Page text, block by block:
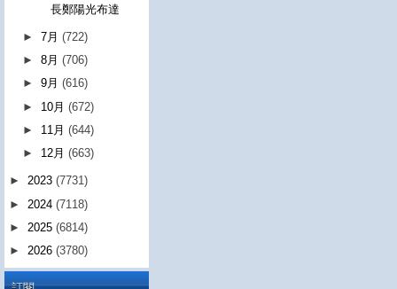
長鄭陽光布達
►7月(722)
►8月(706)
►9月(616)
► 10月(672)
► 11月(644)
► 12月(663)
► 2023 (7731)
► 2024 (7118)
► 2025 (6814)
► 2026 (3780)